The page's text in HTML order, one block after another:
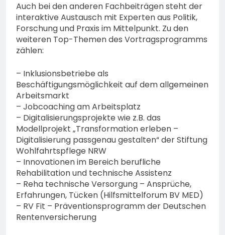
Auch bei den anderen Fachbeiträgen steht der
interaktive Austausch mit Experten aus Politik,
Forschung und Praxis im Mittelpunkt. Zu den
weiteren Top-Themen des Vortragsprogramms
zählen:
– Inklusionsbetriebe als
Beschäftigungsmöglichkeit auf dem allgemeinen
Arbeitsmarkt
– Jobcoaching am Arbeitsplatz
– Digitalisierungsprojekte wie z.B. das
Modellprojekt „Transformation erleben –
Digitalisierung passgenau gestalten“ der Stiftung
Wohlfahrtspflege NRW
– Innovationen im Bereich berufliche
Rehabilitation und technische Assistenz
– Reha technische Versorgung – Ansprüche,
Erfahrungen, Tücken (Hilfsmittelforum BV MED)
– RV Fit – Präventionsprogramm der Deutschen
Rentenversicherung